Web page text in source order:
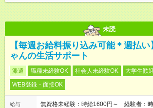
未読
【毎週お給料振り込み可能＊週払
ゃんの生活サポート
派遣 職種未経験OK 社会人未経験OK 大学生歓
WEB登録・面接OK
給与
無資格未経験：時給1600円～ 経験者：